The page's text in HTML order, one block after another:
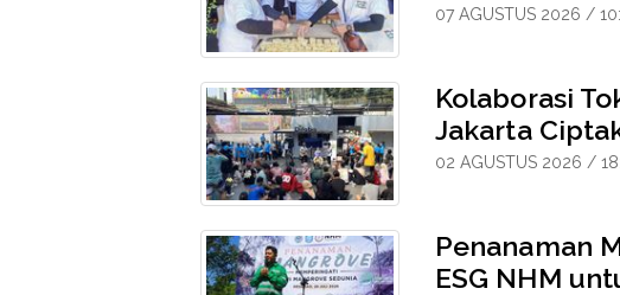
07 AGUSTUS 2026 /
Kolaborasi
Jakarta
02 AGUSTUS 2026 /
Penanaman
ESG NHM